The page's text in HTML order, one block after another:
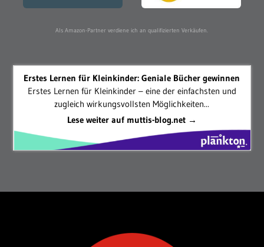
Als Amazon-Partner verdiene ich an qualifizierten Verkäufen.
Erstes Lernen für Kleinkinder: Geniale Bücher gewinnen
Erstes Lernen für Kleinkinder – eine der einfachsten und
zugleich wirkungsvollsten Möglichkeiten...
Lese weiter auf muttis-blog.net →